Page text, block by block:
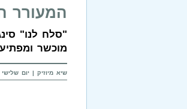
המעורר
"סלח לנו"
מוכשר
שיא מיוזיק | יום שלישי ו' תשרי